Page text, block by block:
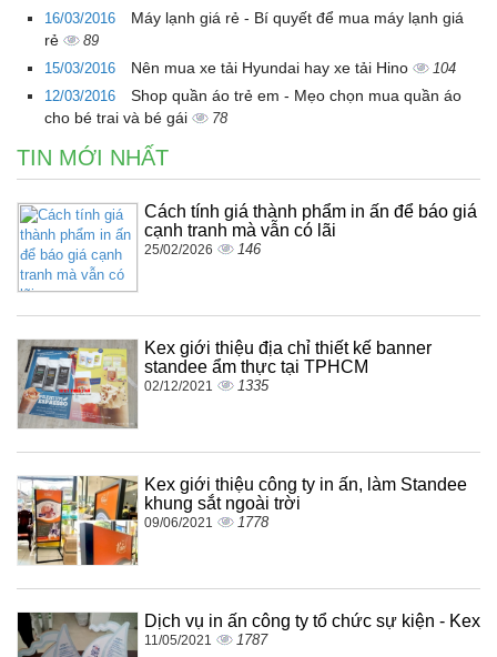
16/03/2016
Máy lạnh giá rẻ - Bí quyết để mua máy lạnh giá
rẻ
89
15/03/2016
Nên mua xe tải Hyundai hay xe tải Hino
104
12/03/2016
Shop quần áo trẻ em - Mẹo chọn mua quần áo
cho bé trai và bé gái
78
TIN MỚI NHẤT
Cách tính giá thành phẩm in ấn để báo giá
cạnh tranh mà vẫn có lãi
25/02/2026 146
Kex giới thiệu địa chỉ thiết kế banner
standee ẩm thực tại TPHCM
02/12/2021 1335
Kex giới thiệu công ty in ấn, làm Standee
khung sắt ngoài trời
09/06/2021 1778
Dịch vụ in ấn công ty tổ chức sự kiện - Kex
11/05/2021 1787